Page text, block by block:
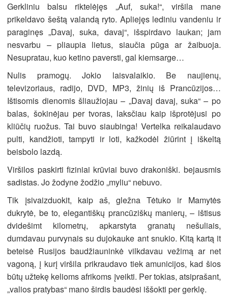
Gerkliniu balsu riktelėjęs „Auf, suka!“, viršila mane
prikeldavo šeštą valandą ryto. Apliejęs lediniu vandeniu ir
paraginęs „Davaj, suka, davaj“, išspirdavo laukan; jam
nesvarbu – pliaupia lietus, siaučia pūga ar žaibuoja.
Nesupratau, kuo ketino paversti, gal kiemsarge…
Nulis pramogų. Jokio laisvalaikio. Be naujienų,
televizoriaus, radijo, DVD, MP3, žinių iš Prancūzijos…
Ištisomis dienomis šliaužiojau – „Davaj davaj, suka“ – po
balas, šokinėjau per tvoras, laksčiau kaip išprotėjusi po
kliūčių ruožus. Tai buvo siaubinga! Vertelka reikalaudavo
pulti, kandžioti, tampyti ir loti, kažkodėl žiūrint į iškeltą
beisbolo lazdą.
Viršilos paskirti fiziniai krūviai buvo drakoniški. bejausmis
sadistas. Jo žodyne žodžio „myliu“ nebuvo.
Tik įsivaizduokit, kaip aš, gležna Tėtuko ir Mamytės
dukrytė, be to, elegantiškų prancūziškų manierų, – ištisus
dvidešimt kilometrų, apkarstyta granatų nešuliais,
dumdavau purvynais su dujokauke ant snukio. Kitą kartą it
beteisė Rusijos baudžiauninkė vilkdavau vežimą ar net
vagoną, į kurį viršila prikraudavo tiek amunicijos, kad šios
būtų užtekę kelioms afrikoms įveikti. Per tokias, atsiprašant,
„valios pratybas“ mano širdis baudėsi iššokti per gerklę.